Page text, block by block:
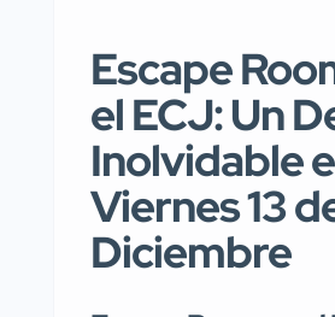
Escape
el ECJ: Un
Inolvidable
Viernes 13
Diciembre